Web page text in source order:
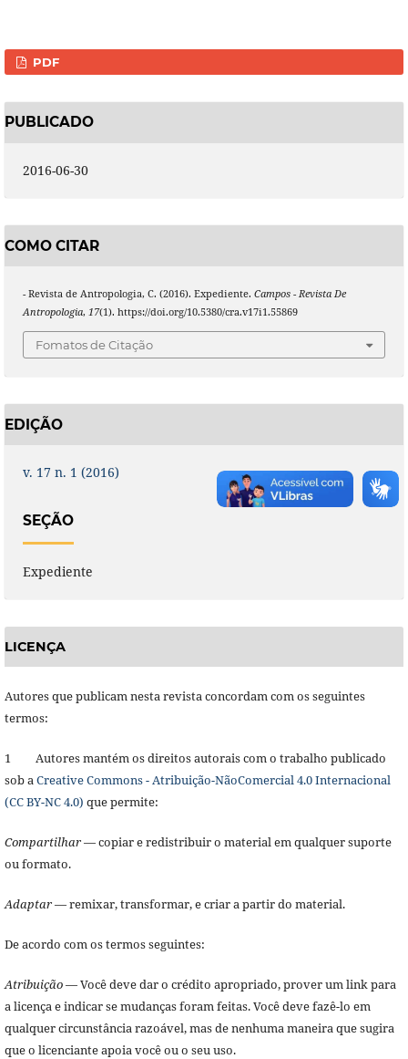
PDF
PUBLICADO
2016-06-30
COMO CITAR
- Revista de Antropologia, C. (2016). Expediente. Campos - Revista De
Antropologia, 17(1). https://doi.org/10.5380/cra.v17i1.55869
Fomatos de Citação
EDIÇÃO
v. 17 n. 1 (2016)
SEÇÃO
Expediente
LICENÇA
Autores que publicam nesta revista concordam com os seguintes
termos:
1 Autores mantém os direitos autorais com o trabalho publicado
sob aCreative Commons - Atribuição-NãoComercial 4.0 Internacional
(CC BY-NC 4.0) que permite:
Compartilhar— copiar e redistribuir o material em qualquer suporte
ou formato.
Adaptar— remixar, transformar, e criar a partir do material.
De acordo com os termos seguintes:
Atribuição— Você deve dar o crédito apropriado, prover um link para
a licença e indicar se mudanças foram feitas. Você deve fazê-lo em
qualquer circunstância razoável, mas de nenhuma maneira que sugira
que o licenciante apoia você ou o seu uso.